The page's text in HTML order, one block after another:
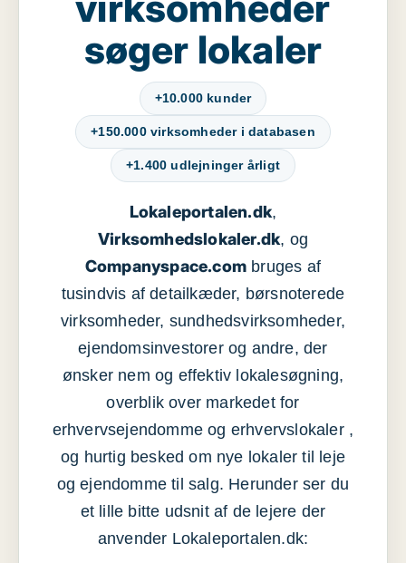
søger lokaler
+10.000 kunder
+150.000 virksomheder i databasen
+1.400 udlejninger årligt
Lokaleportalen.dk,
Virksomhedslokaler.dk, og
Companyspace.com bruges af
tusindvis af detailkæder, børsnoterede
virksomheder, sundhedsvirksomheder,
ejendomsinvestorer og andre, der
ønsker nem og effektiv lokalesøgning,
overblik over markedet for
erhvervsejendomme og erhvervslokaler ,
og hurtig besked om nye lokaler til leje
og ejendomme til salg. Herunder ser du
et lille bitte udsnit af de lejere der
anvender Lokaleportalen.dk: